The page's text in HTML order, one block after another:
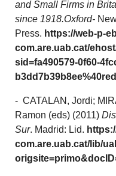
and Small Firms in
since 1918.Oxford-
Press. https://web-p-
com.are.uab.cat/
sid=fa490579-0f60-
- CATALAN, Jordi;
Ramon (eds) (2011)
Sur. Madrid: Lid.
com.are.uab.cat/lib/